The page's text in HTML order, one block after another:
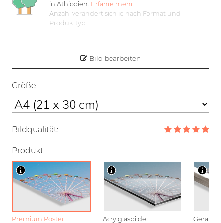
in Äthiopien. Erfahre mehr
Anzahl verändert sich je nach Format und
Produkttyp
Bild bearbeiten
Größe
Bildqualität:
Produkt
Premium Poster Acrylglasbilder